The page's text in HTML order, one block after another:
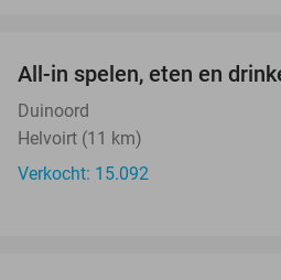
All-in spelen, eten en
Duinoord
Helvoirt (11 km)
Verkocht: 15.092